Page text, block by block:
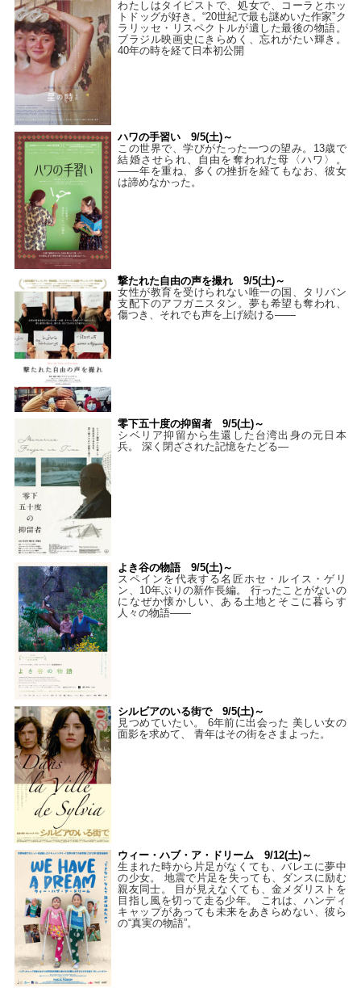
わたしはタイピストで、処⼥で、コーラとホッ
トドッグが好き。“20世紀で最も謎めいた作家”ク
ラリッセ・リスペクトルが遺した最後の物語。
ブラジル映画史にきらめく、忘れがたい輝き。
40年の時を経て⽇本初公開
ハワの手習い 9/5(土)～
この世界で、学びがたった一つの望み。13歳で
結婚させられ、自由を奪われた母〈ハワ〉。
——年を重ね、多くの挫折を経てもなお、彼女
は諦めなかった。
撃たれた自由の声を撮れ 9/5(土)～
女性が教育を受けられない唯一の国、タリバン
支配下のアフガニスタン。夢も希望も奪われ、
傷つき、それでも声を上げ続ける——
零下五十度の抑留者 9/5(土)～
シベリア抑留から生還した台湾出身の元日本
兵。 深く閉ざされた記憶をたどる—
よき谷の物語 9/5(土)～
スペインを代表する名匠ホセ・ルイス・ゲリ
ン、10年ぶりの新作長編。 行ったことがないの
になぜか懐かしい、ある土地とそこに暮らす
人々の物語――
シルビアのいる街で 9/5(土)～
見つめていたい。 6年前に出会った 美しい女の
面影を求めて、 青年はその街をさまよった。
ウィー・ハブ・ア・ドリーム 9/12(土)～
生まれた時から片足がなくても、バレエに夢中
の少女。 地震で片足を失っても、ダンスに励む
親友同士。 目が見えなくても、金メダリストを
目指し風を切って走る少年。 これは、ハンディ
キャップがあっても未来をあきらめない、彼ら
の“真実の物語”。